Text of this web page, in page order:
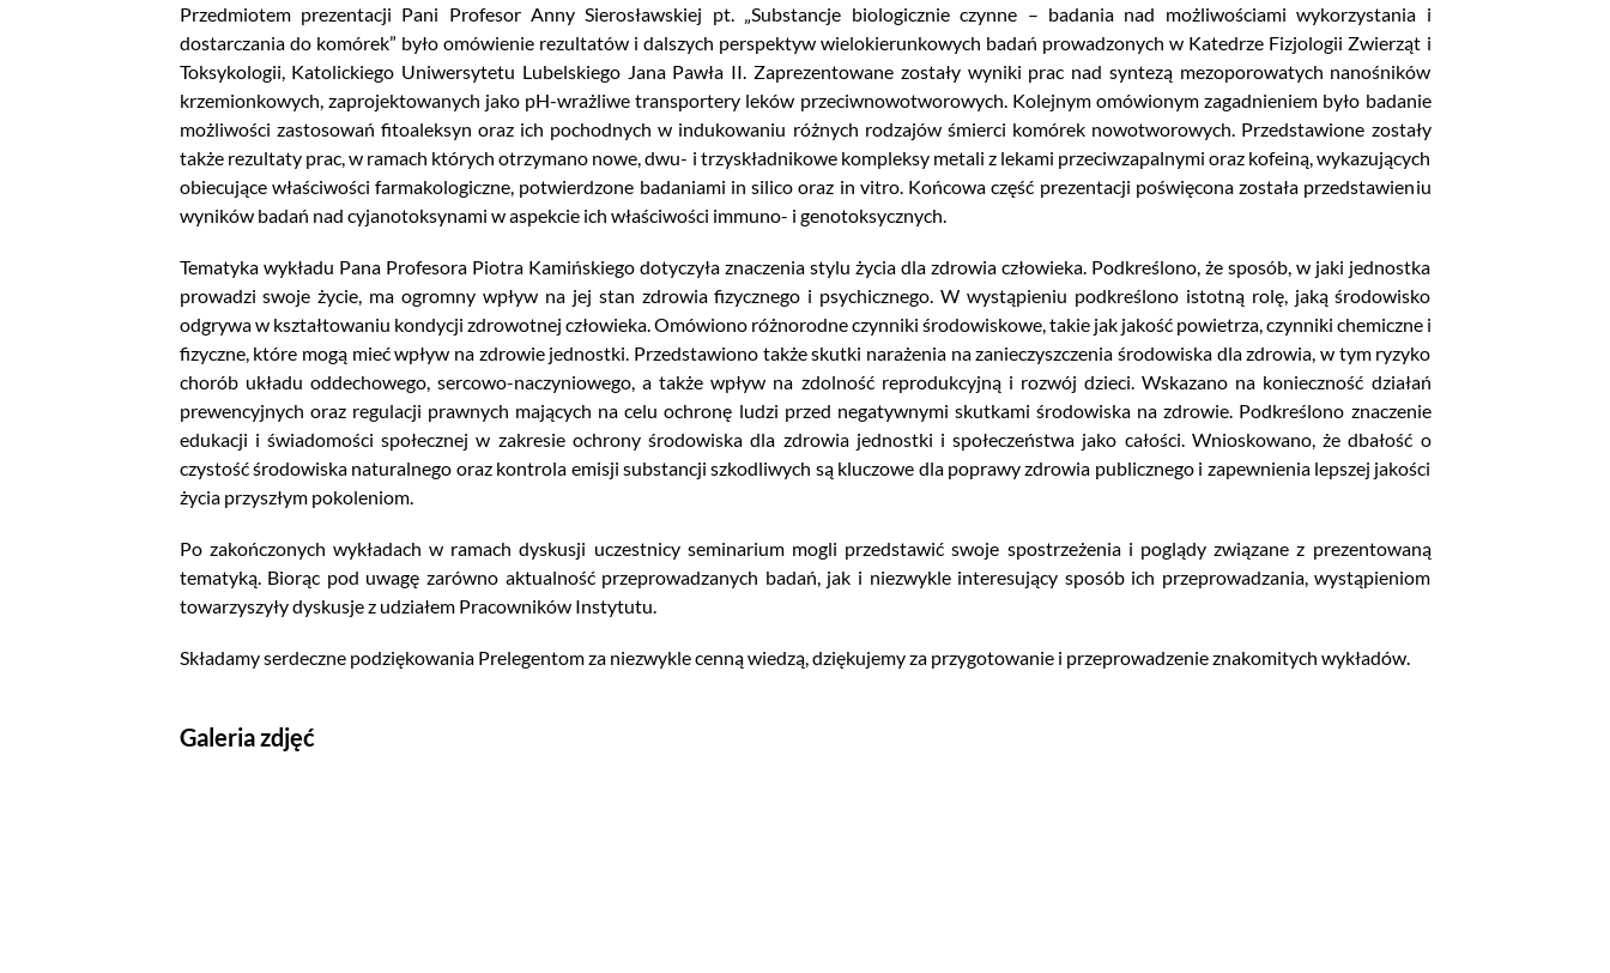
Przedmiotem prezentacji Pani Profesor Anny Sierosławskiej pt. „Substancje biologicznie czynne – badania nad możliwościami wykorzystania i
dostarczania do komórek” było omówienie rezultatów i dalszych perspektyw wielokierunkowych badań prowadzonych w Katedrze Fizjologii Zwierząt i
Toksykologii, Katolickiego Uniwersytetu Lubelskiego Jana Pawła II. Zaprezentowane zostały wyniki prac nad syntezą mezoporowatych nanośników
krzemionkowych, zaprojektowanych jako pH-wrażliwe transportery leków przeciwnowotworowych. Kolejnym omówionym zagadnieniem było badanie
możliwości zastosowań fitoaleksyn oraz ich pochodnych w indukowaniu różnych rodzajów śmierci komórek nowotworowych. Przedstawione zostały
także rezultaty prac, w ramach których otrzymano nowe, dwu- i trzyskładnikowe kompleksy metali z lekami przeciwzapalnymi oraz kofeiną, wykazujących
obiecujące właściwości farmakologiczne, potwierdzone badaniami in silico oraz in vitro. Końcowa część prezentacji poświęcona została przedstawieniu
wyników badań nad cyjanotoksynami w aspekcie ich właściwości immuno- i genotoksycznych.
Tematyka wykładu Pana Profesora Piotra Kamińskiego dotyczyła znaczenia stylu życia dla zdrowia człowieka. Podkreślono, że sposób, w jaki jednostka
prowadzi swoje życie, ma ogromny wpływ na jej stan zdrowia fizycznego i psychicznego. W wystąpieniu podkreślono istotną rolę, jaką środowisko
odgrywa w kształtowaniu kondycji zdrowotnej człowieka. Omówiono różnorodne czynniki środowiskowe, takie jak jakość powietrza, czynniki chemiczne i
fizyczne, które mogą mieć wpływ na zdrowie jednostki. Przedstawiono także skutki narażenia na zanieczyszczenia środowiska dla zdrowia, w tym ryzyko
chorób układu oddechowego, sercowo-naczyniowego, a także wpływ na zdolność reprodukcyjną i rozwój dzieci. Wskazano na konieczność działań
prewencyjnych oraz regulacji prawnych mających na celu ochronę ludzi przed negatywnymi skutkami środowiska na zdrowie. Podkreślono znaczenie
edukacji i świadomości społecznej w zakresie ochrony środowiska dla zdrowia jednostki i społeczeństwa jako całości. Wnioskowano, że dbałość o
czystość środowiska naturalnego oraz kontrola emisji substancji szkodliwych są kluczowe dla poprawy zdrowia publicznego i zapewnienia lepszej jakości
życia przyszłym pokoleniom.
Po zakończonych wykładach w ramach dyskusji uczestnicy seminarium mogli przedstawić swoje spostrzeżenia i poglądy związane z prezentowaną
tematyką. Biorąc pod uwagę zarówno aktualność przeprowadzanych badań, jak i niezwykle interesujący sposób ich przeprowadzania, wystąpieniom
towarzyszyły dyskusje z udziałem Pracowników Instytutu.
Składamy serdeczne podziękowania Prelegentom za niezwykle cenną wiedzą, dziękujemy za przygotowanie i przeprowadzenie znakomitych wykładów.
Galeria zdjęć